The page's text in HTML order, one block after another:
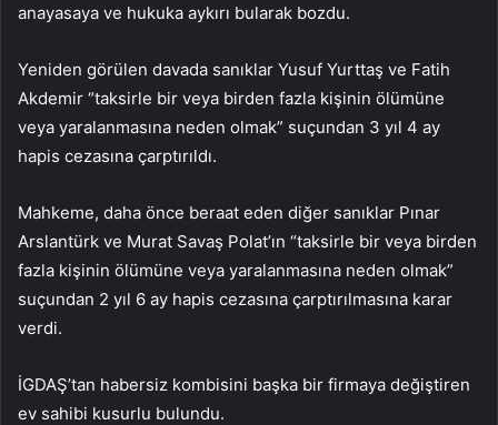
anayasaya ve hukuka aykırı bularak bozdu.
Yeniden görülen davada sanıklar Yusuf Yurttaş ve Fatih
Akdemir “taksirle bir veya birden fazla kişinin ölümüne
veya yaralanmasına neden olmak” suçundan 3 yıl 4 ay
hapis cezasına çarptırıldı.
Mahkeme, daha önce beraat eden diğer sanıklar Pınar
Arslantürk ve Murat Savaş Polat’ın “taksirle bir veya birden
fazla kişinin ölümüne veya yaralanmasına neden olmak”
suçundan 2 yıl 6 ay hapis cezasına çarptırılmasına karar
verdi.
İGDAŞ’tan habersiz kombisini başka bir firmaya değiştiren
ev sahibi kusurlu bulundu.